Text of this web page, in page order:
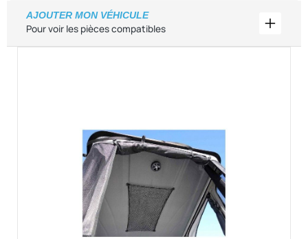
Pour voir les pièces compatibles
AJOUTER MON VÉHICULE